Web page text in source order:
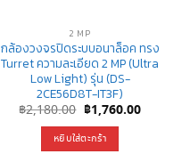
2 MP
กล้องวงจรปิดระบบอนาล็อค ทรง
Turret ความละเอียด 2 MP (Ultra
Low Light) รุ่น (DS-
2CE56D8T-IT3F)
฿2,180.00 Original
price
was:
฿2,180.00.
฿1,760.00
หยิบใส่ตะกร้า